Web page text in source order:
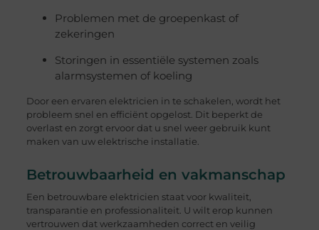
Problemen met de groepenkast of
zekeringen
Storingen in essentiële systemen zoals
alarmsystemen of koeling
Door een ervaren elektricien in te schakelen, wordt het
probleem snel en efficiënt opgelost. Dit beperkt de
overlast en zorgt ervoor dat u snel weer gebruik kunt
maken van uw elektrische installatie.
Betrouwbaarheid en vakmanschap
Een betrouwbare elektricien staat voor kwaliteit,
transparantie en professionaliteit. U wilt erop kunnen
vertrouwen dat werkzaamheden correct en veilig